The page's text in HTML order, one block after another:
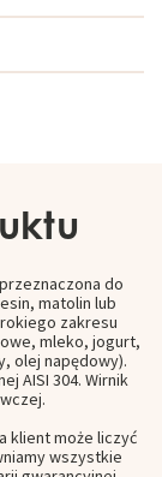
do
matolin lub
zakresu
mleko, jogurt,
olej napędowy).
AISI 304. Wirnik
klient może liczyć
wszystkie